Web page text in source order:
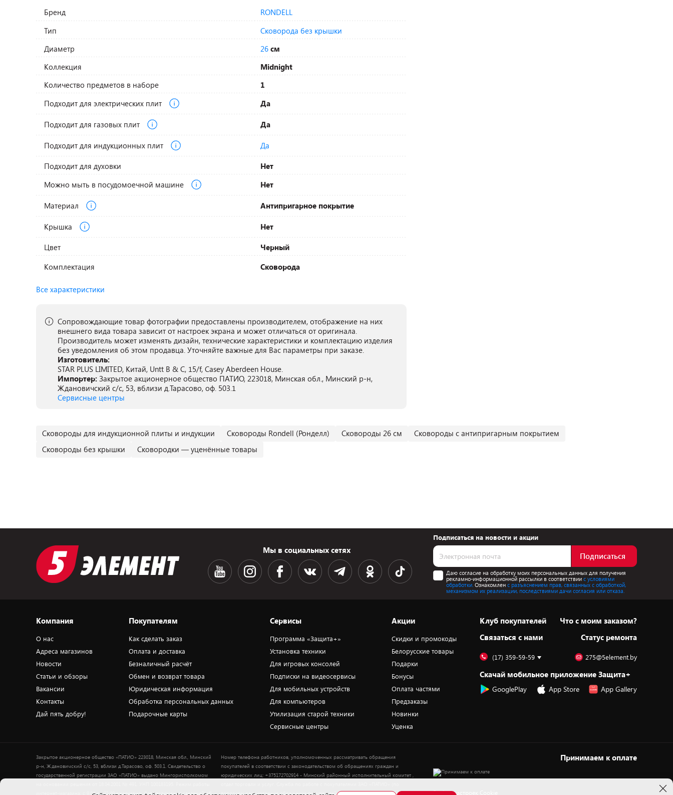
Бренд
RONDELL
Тип
Сковорода без крышки
Диаметр
26 см
Коллекция
Midnight
Количество предметов в наборе
1
Подходит для электрических плит
Да
Подходит для газовых плит Да
Подходит для индукционных плит Да
Подходит для духовки
Нет
Можно мыть в посудомоечной машине
Нет
Материал Антипригарное покрытие
Крышка Нет
Цвет
Черный
Комплектация
Сковорода
Все характеристики
Сопровождающие товар фотографии предоставлены производителем, отображение на них
внешнего вида товара зависит от настроек экрана и может отличаться от оригинала.
Производитель может изменять дизайн, технические характеристики и комплектацию изделия
без уведомления об этом продавца. Уточняйте важные для Вас параметры при заказе.
Изготовитель:
STAR PLUS LIMITED, Китай, Untt B & C, 15/f, Casey Aberdeen House.
Импортер: Закрытое акционерное общество ПАТИО, 223018, Минская обл., Минский р-н,
Ждановичский с/с, 53, вблизи д.Тарасово, оф. 503.1
Сервисные центры
Сковороды для индукционной плиты и индукции Сковороды Rondell (Ронделл) Сковороды 26 см
Сковороды с антипригарным покрытием
Сковороды без крышки
Сковородки — уценённые товары
Мы в социальных сетях
Подписаться на новости и акции
Подписаться
Даю согласие на обработку моих персональных данных для получения
рекламно-информационной рассылки в соответствиис условиями
обработки. Ознакомлен с разъяснением прав, связанных с обработкой,
механизмом их реализации, последствиями дачи согласия или отказа.
Компания
О нас
Адреса магазинов
Новости
Статьи и обзоры
Вакансии
Контакты
Дай пять добру!
Покупателям
Как сделать заказ
Оплата и доставка
Безналичный расчёт
Обмен и возврат товара
Юридическая информация
Обработка персональных данных
Подарочные карты
Сервисы
Программа «Защита+»
Установка техники
Для игровых консолей
Подписки на видеосервисы
Для мобильных устройств
Для компьютеров
Утилизация старой техники
Сервисные центры
Акции
Скидки и промокоды
Белорусские товары
Подарки
Бонусы
Оплата частями
Предзаказы
Новинки
Уценка
Клуб покупателей
Cвязаться с нами
Что с моим заказом?
Статус ремонта
(17) 359-59-59 275@5element.by
Скачай мобильное приложение Защита+
GooglePlay App Store App Gallery
Закрытое акционерное общество «ПАТИО» 223018, Минская обл., Минский
р-н, Ждановичский с/с, 53, вблизи д.Тарасово, оф. 503.1. Свидетельство о
государственной регистрации ЗАО «ПАТИО» выдано Мингорисполкомом
интернет-магазина: с 9.00 до 21.00 ежедневно. Дата включения сведений об
Номер телефона работников, уполномоченных рассматривать обращения
покупателей в соответствии с законодательством об обращениях граждан и
юридических лиц: +375172702914 - Минский районный исполнительный комитет ,
вопросам рассмотрения обращения покупателей о нарушении их прав): Тел.:
Принимаем к оплате
Выбор настроек Cookie